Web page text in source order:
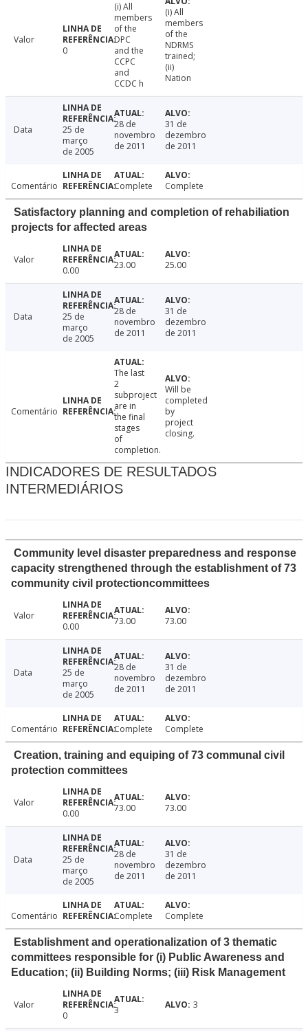
Valor
0
(i) All
members
of the
DPC
and the
CCPC
and
CCDC h
(i) All
members
of the
NDRMS
trained;
(ii)
Nation
Data
25 de
março
de 2005
28 de
novembro
de 2011
31 de
dezembro
de 2011
Comentário Complete Complete
Satisfactory planning and completion of rehabiliation
projects for affected areas
Valor
0.00
23.00 25.00
Data
25 de
março
de 2005
28 de
novembro
de 2011
31 de
dezembro
de 2011
Comentário
The last
2
subproject
are in
the final
stages
of
completion.
Will be
completed
by
project
closing.
INDICADORES DE RESULTADOS
INTERMEDIÁRIOS
Community level disaster preparedness and response
capacity strengthened through the establishment of 73
community civil protectioncommittees
Valor
0.00
73.00 73.00
Data
25 de
março
de 2005
28 de
novembro
de 2011
31 de
dezembro
de 2011
Comentário Complete Complete
Creation, training and equiping of 73 communal civil
protection committees
Valor
0.00
73.00 73.00
Data
25 de
março
de 2005
28 de
novembro
de 2011
31 de
dezembro
de 2011
Comentário Complete Complete
Establishment and operationalization of 3 thematic
committees responsible for (i) Public Awareness and
Education; (ii) Building Norms; (iii) Risk Management
Valor
0
3 3